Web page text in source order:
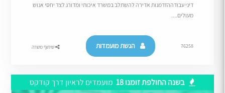
דיני עבודההזדמנות אדירה להשתלב במשרד איכותי ומדורג לצד יחסי אנוש
מעולים....
76258 הגשת מועמדות שיתוף משרה
בשנה החולפת זומנו 18 מועמדים לראיון דרך קודקס